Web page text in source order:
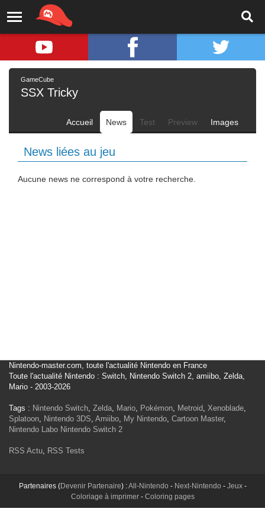
GameCube
SSX Tricky
Accueil News Test Preview Images
News liées au jeu
Aucune news ne correspond à votre recherche.
Nintendo-master.com, toute l'actualité Nintendo en France
Toute l'actualité Nintendo : Switch, Nintendo Switch 2, amiibo, Zelda,
Mario - 2003-2026
Tags : Nintendo Switch, Zelda, Mario, Pokémon, Metroid, Xenoblade,
Splatoon, Nintendo 3DS, Amiibo, My Nintendo, Cartoon Master,
Nintendo Labo Nintendo Switch 2
RSS Actu, RSS Tests
Partenaires (Devenir Partenaire) :All-Nintendo - Next-Nintendo - Jeux-
Coloriage à imprimer- Coloring pages